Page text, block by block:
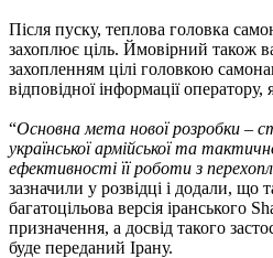
Після пуску, теплова головка
захоплює ціль. Ймовірний також
захопленням цілі головкою
відповідної інформації
“Основна мета нової розробки –
української армійської та
ефективності її роботи з
зазначили у розвідці і додали, що
багатоцільова версія іранського
призначення, а досвід такого
буде переданий Ірану.